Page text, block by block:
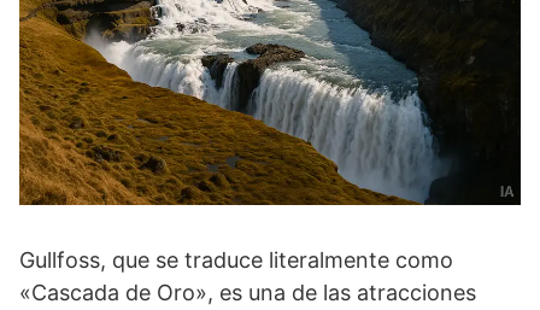
Gullfoss, que se traduce literalmente como
«Cascada de Oro», es una de las atracciones